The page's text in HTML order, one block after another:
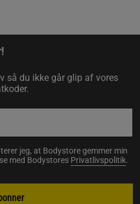
så du ikke går glip af vores
jeg, at Bodystore gemmer min
med Bodystores Privatlivspolitik.